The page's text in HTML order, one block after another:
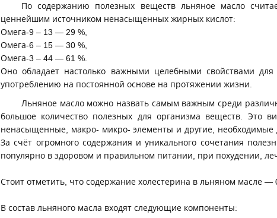
По содержанию полезных веществ льняное масло
ценнейшим источником ненасыщенных жирных кислот:
Омега-9 – 13 — 29 %,
Омега-6 – 15 — 30 %,
Омега-3 – 44 — 61 %.
Оно обладает настолько важными целебными свойствами
употреблению на постоянной основе на протяжении жизни.
Льняное масло можно назвать самым важным среди
большое количество полезных для организма веществ. Это
ненасыщенные, макро- микро- элементы и другие, необходимые
За счёт огромного содержания и уникального сочетания
популярно в здоровом и правильном питании, при похудении,
Стоит отметить, что содержание холестерина в льняном масле —
В состав льняного масла входят следующие компоненты: